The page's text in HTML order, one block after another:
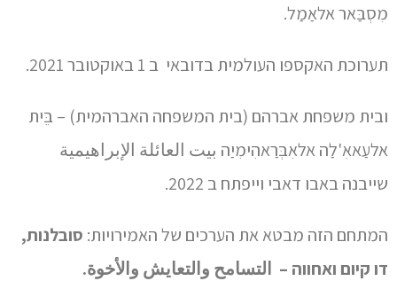
מִסְבַּאר אלאַמַל.
תערוכת האקספו העולמית בדובאי ב 1 באוקטובר 2021.
ובית משפחת אברהם (בית המשפחה האברהמית) – בֵּית
אלעַאאִ'לַה אלאִבְּרַאהִימִיַה بيت العائلة الإبراهيمية
שייבנה באבו דאבי וייפתח ב 2022.
המתחם הזה מבטא את הערכים של האמירויות: סובלנות,
דו קיום ואחווה – التسامح والتعايش والأخوة.